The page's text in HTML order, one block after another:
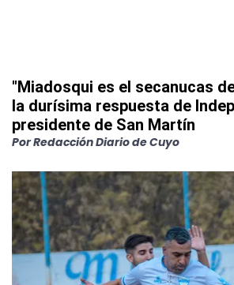
"Miadosqui es el secanucas
la durísima respuesta de
presidente de San Martín
PorRedacción Diario de Cuyo